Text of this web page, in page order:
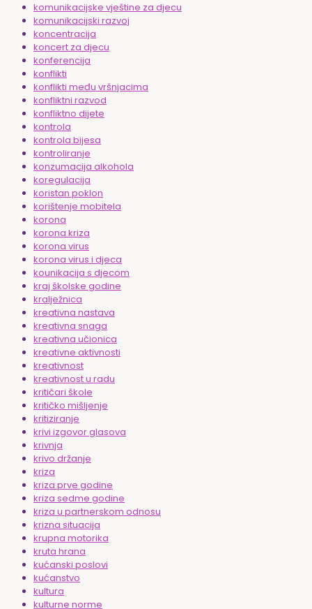
komunikacijske vještine za djecu
komunikacijski razvoj
koncentracija
koncert za djecu
konferencija
konflikti
konflikti među vršnjacima
konfliktni razvod
konfliktno dijete
kontrola
kontrola bijesa
kontroliranje
konzumacija alkohola
koregulacija
koristan poklon
korištenje mobitela
korona
korona kriza
korona virus
korona virus i djeca
kounikacija s djecom
kraj školske godine
kralježnica
kreativna nastava
kreativna snaga
kreativna učionica
kreativne aktivnosti
kreativnost
kreativnost u radu
kritičari škole
kritičko mišljenje
kritiziranje
krivi izgovor glasova
krivnja
krivo držanje
kriza
kriza prve godine
kriza sedme godine
kriza u partnerskom odnosu
krizna situacija
krupna motorika
kruta hrana
kućanski poslovi
kućanstvo
kultura
kulturne norme